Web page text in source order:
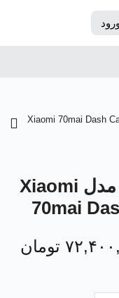
ورود
دوربین خودرو شیائومی مدل Xiaomi
70mai
تومان